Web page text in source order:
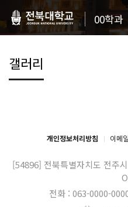
00학과
갤러리
개인정보처리방침 이메
[54896] 전북특별자치도 전주
전화 : 063-0000-